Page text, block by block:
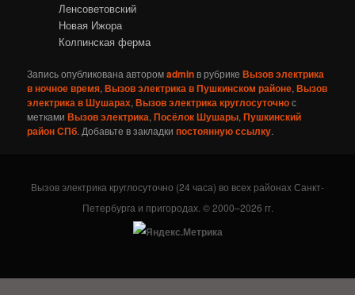
Ленсоветовский
Новая Ижора
Колпинская ферма
Запись опубликована авторомadmin в рубрикеВызов электрика
в ночное время,Вызов электрика в Пушкинском районе,Вызов
электрика в Шушарах,Вызов электрика круглосуточнос
меткамиВызов электрика,Посёлок Шушары,Пушкинский
район СПб. Добавьте в закладкипостоянную ссылку.
Вызов электрика круглосуточно (24 часа) во всех районах Санкт-
Петербурга и пригородах. © 2000–2026 гг.